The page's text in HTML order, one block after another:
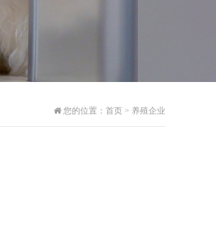
您的位置： 首页 > 养殖企业